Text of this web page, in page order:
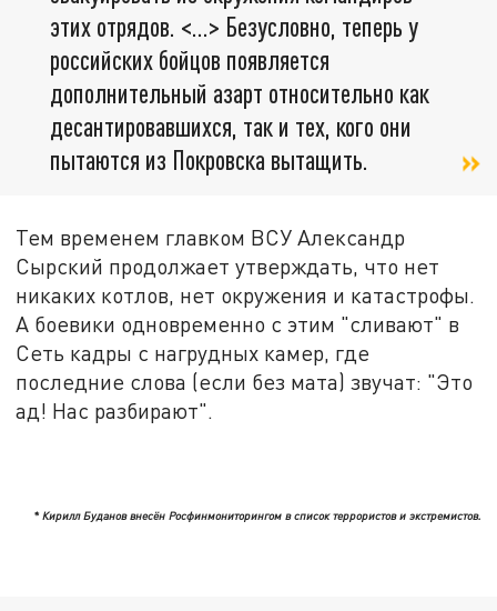
этих отрядов. <…> Безусловно, теперь у
российских бойцов появляется
дополнительный азарт относительно как
десантировавшихся, так и тех, кого они
пытаются из Покровска вытащить.
Тем временем главком ВСУ Александр
Сырский продолжает утверждать, что нет
никаких котлов, нет окружения и катастрофы.
А боевики одновременно с этим "сливают" в
Сеть кадры с нагрудных камер, где
последние слова (если без мата) звучат: "Это
ад! Нас разбирают".
* Кирилл Буданов внесён Росфинмониторингом в список террористов и экстремистов.